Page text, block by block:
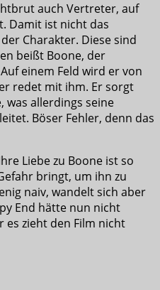
auch Vertreter, auf
Damit ist nicht das
Charakter. Diese sind
beißt Boone, der
einem Feld wird er von
redet mit ihm. Er sorgt
was allerdings seine
Böser Fehler, denn das
Liebe zu Boone ist so
bringt, um ihn zu
naiv, wandelt sich aber
End hätte nun nicht
es zieht den Film nicht